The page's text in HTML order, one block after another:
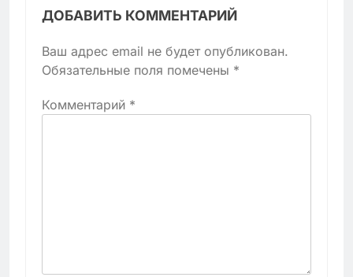
ДОБАВИТЬ КОММЕНТАРИЙ
Ваш адрес email не будет опубликован.
Обязательные поля помечены *
Комментарий *